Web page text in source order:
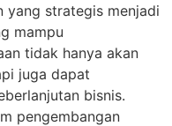
yang strategis menjadi
mampu
tidak hanya akan
juga dapat
bisnis.
pengembangan